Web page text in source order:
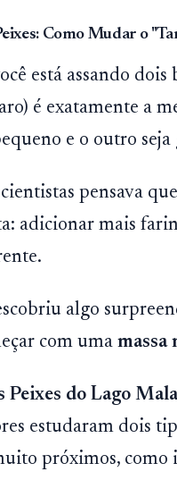
Como Mudar o
está assando
é exatamente a
e o outro seja
pensava
adicionar mais
algo
com uma massa
Peixes do Lago
estudaram dois
próximos, como